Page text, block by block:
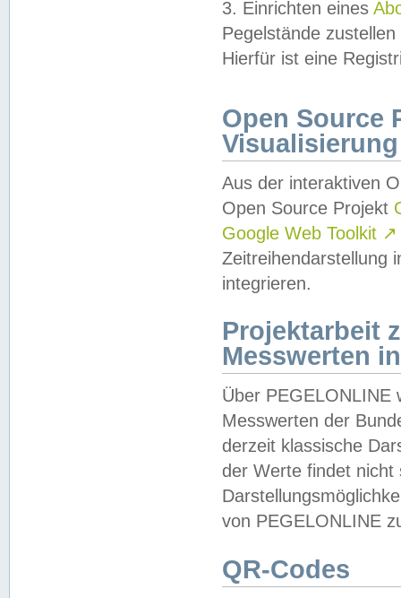
3. Einrichten eines
Pegelstände
Hierfür ist eine
Open Source
Visualisierung
Aus der interaktiven
Open Source Projekt
Google Web Toolkit ↗
Zeitreihendarstellung
integrieren.
Projektarbeit
Messwerten
Über PEGELONLINE
Messwerten der
derzeit klassische
der Werte findet
von PEGELONLINE
QR-Codes